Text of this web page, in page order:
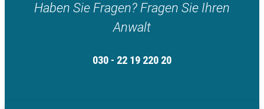
Haben Sie Fragen? Fragen Sie Ihren
Anwalt
030 - 22 19 220 20